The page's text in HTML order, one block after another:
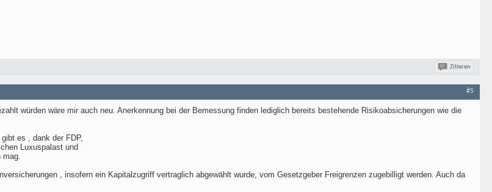
Zitieren
#5
würden wäre mir auch neu. Anerkennung bei der Bemessung finden lediglich bereits bestehende Risikoabsicherungen wie die
es , dank der FDP,
Luxuspalast und
mag.
, insofern ein Kapitalzugriff vertraglich abgewählt wurde, vom Gesetzgeber Freigrenzen zugebilligt werden. Auch da